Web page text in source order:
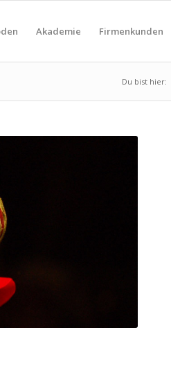
Akademie Firmenkunden
Du bist hier: